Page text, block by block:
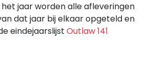
jaar worden alle afleveringen
dat jaar bij elkaar opgeteld en
eindejaarslijst Outlaw 141